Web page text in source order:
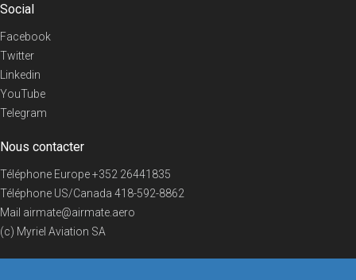
Social
Facebook
Twitter
Linkedin
YouTube
Telegram
Nous contacter
Téléphone Europe+352 26441835
Téléphone US/Canada 418-592-8862
Mail airmate@airmate.aero
(c) Myriel Aviation SA